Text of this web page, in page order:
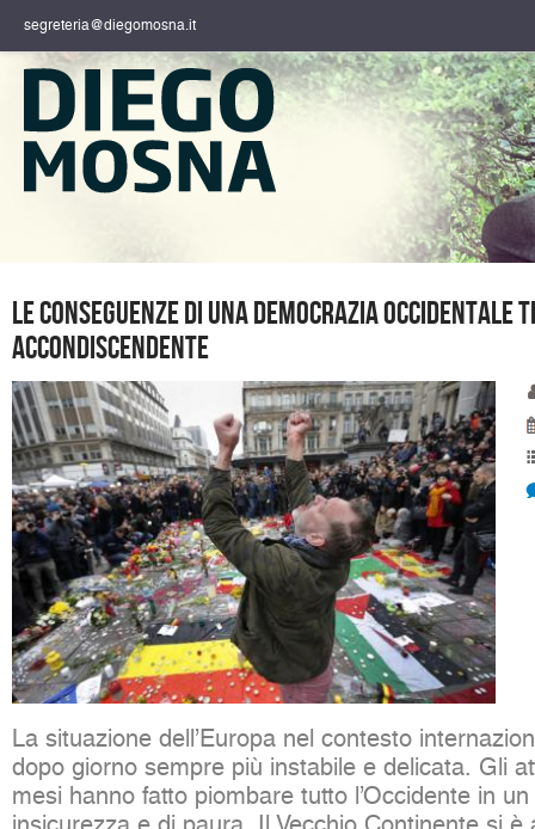
segreteria@diegomosna.it
Le conseguenze di una democrazia occidentale
accondiscendente
La situazione dell’Europa nel contesto
dopo giorno sempre più instabile e delicata. Gli
mesi hanno fatto piombare tutto l’Occidente in